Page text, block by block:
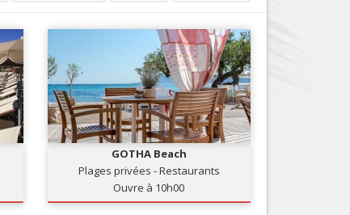
Sortir
Restaurants, ...
Commerces
Mode, ...
Loisirs
Tourisme, ...
GOTHA Beach
Plages privées - Restaurants
Ouvre à 10h00